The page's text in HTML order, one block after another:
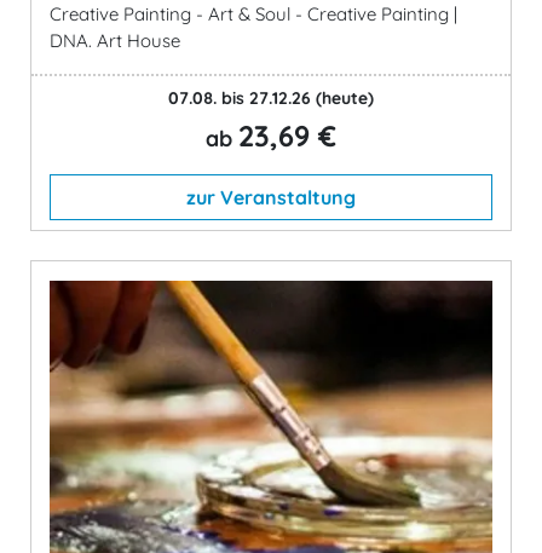
Creative Painting - Art & Soul - Creative Painting |
DNA. Art House
07.08. bis 27.12.26 (heute)
ab 23,69 €
zur Veranstaltung